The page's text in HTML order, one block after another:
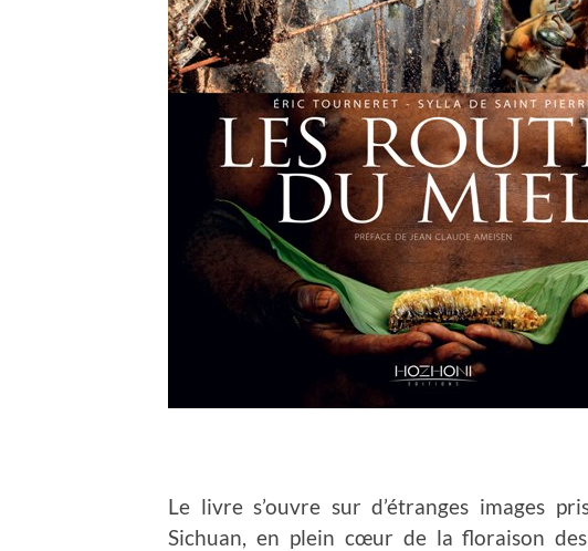
Le livre s’ouvre sur d’étranges images
Sichuan, en plein cœur de la floraison